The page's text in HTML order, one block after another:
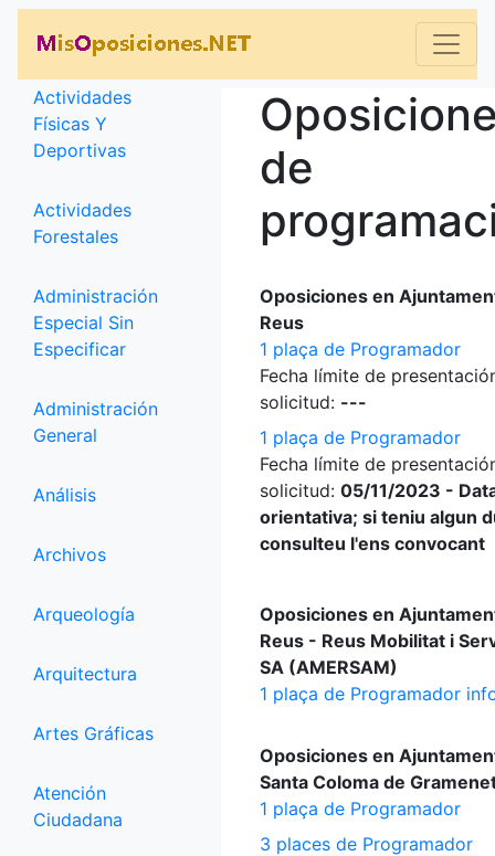
Categorías
Actividades
Físicas Y
Deportivas
Actividades
Forestales
Administración
Especial Sin
Especificar
Administración
General
Análisis
Archivos
Arqueología
Arquitectura
Artes Gráficas
Atención
Ciudadana
de
Oposiciones en
Reus
1 plaça de Programador
Fecha límite de
solicitud: ---
1 plaça de Programador
Fecha límite de
solicitud: 05/11/2023 -
orientativa; si teniu algun
consulteu l'ens convocant
Oposiciones en
Reus - Reus Mobilitat i
SA (AMERSAM)
1 plaça de Programador
Oposiciones en
Santa Coloma de
1 plaça de Programador
3 places de Programador